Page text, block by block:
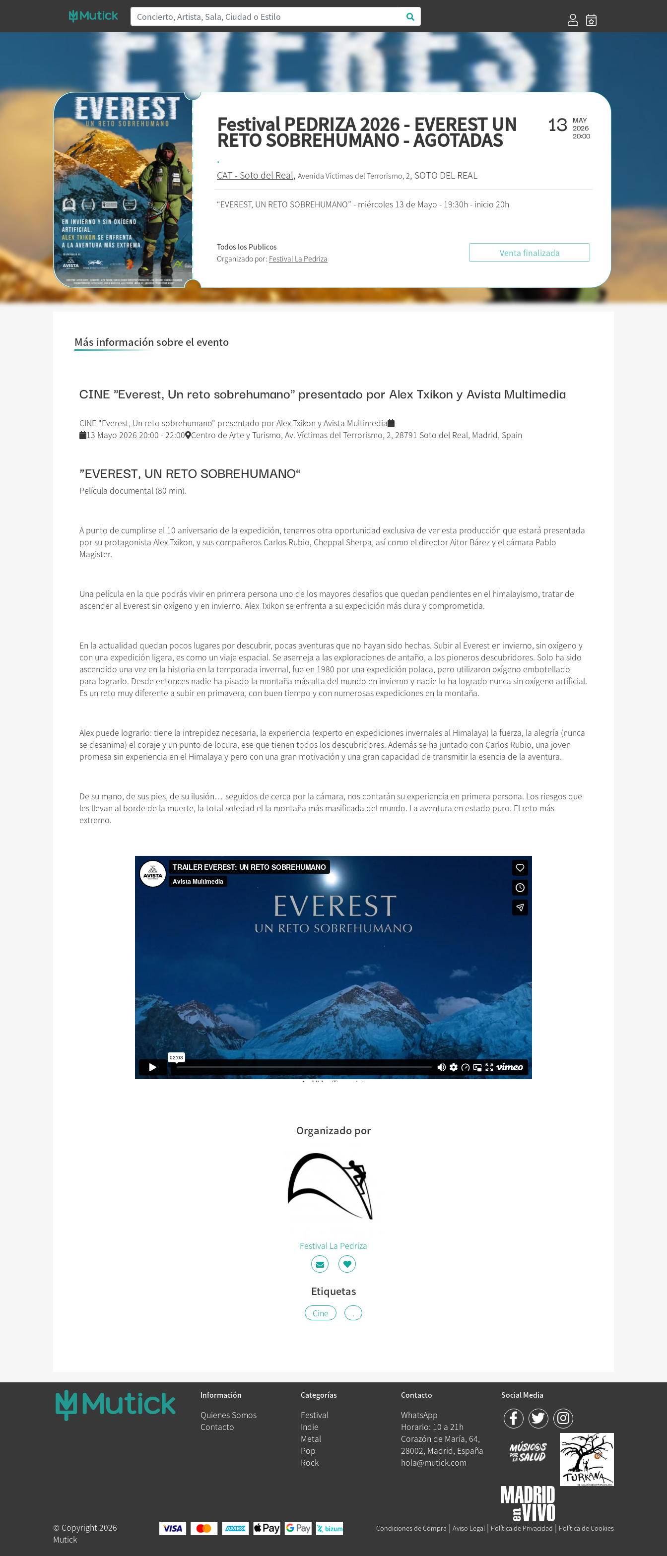
Festival PEDRIZA 2026 - EVEREST UN
RETO SOBREHUMANO - AGOTADAS
13 MAY
2026
20:00
.
CAT - Soto del Real, Avenida Víctimas del Terrorismo, 2, SOTO DEL REAL
“EVEREST, UN RETO SOBREHUMANO” - miércoles 13 de Mayo - 19:30h - inicio 20h
Todos los Publicos
Organizado por: Festival La Pedriza Venta finalizada
Más información sobre el evento
CINE "Everest, Un reto sobrehumano" presentado por Alex Txikon y Avista Multimedia
CINE "Everest, Un reto sobrehumano" presentado por Alex Txikon y Avista Multimedia
13 Mayo 2026 20:00 - 22:00 Centro de Arte y Turismo, Av. Víctimas del Terrorismo, 2, 28791 Soto del Real, Madrid, Spain
“EVEREST, UN RETO SOBREHUMANO”
Película documental (80 min).
A punto de cumplirse el 10 aniversario de la expedición, tenemos otra oportunidad exclusiva de ver esta producción que estará presentada
por su protagonista Alex Txikon, y sus compañeros Carlos Rubio, Cheppal Sherpa, así como el director Aitor Bárez y el cámara Pablo
Magister.
Una película en la que podrás vivir en primera persona uno de los mayores desafíos que quedan pendientes en el himalayismo, tratar de
ascender al Everest sin oxígeno y en invierno. Alex Txikon se enfrenta a su expedición más dura y comprometida.
En la actualidad quedan pocos lugares por descubrir, pocas aventuras que no hayan sido hechas. Subir al Everest en invierno, sin oxígeno y
con una expedición ligera, es como un viaje espacial. Se asemeja a las exploraciones de antaño, a los pioneros descubridores. Solo ha sido
ascendido una vez en la historia en la temporada invernal, fue en 1980 por una expedición polaca, pero utilizaron oxígeno embotellado
para lograrlo. Desde entonces nadie ha pisado la montaña más alta del mundo en invierno y nadie lo ha logrado nunca sin oxígeno artificial.
Es un reto muy diferente a subir en primavera, con buen tiempo y con numerosas expediciones en la montaña.
Alex puede lograrlo: tiene la intrepidez necesaria, la experiencia (experto en expediciones invernales al Himalaya) la fuerza, la alegría (nunca
se desanima) el coraje y un punto de locura, ese que tienen todos los descubridores. Además se ha juntado con Carlos Rubio, una joven
promesa sin experiencia en el Himalaya y pero con una gran motivación y una gran capacidad de transmitir la esencia de la aventura.
De su mano, de sus pies, de su ilusión… seguidos de cerca por la cámara, nos contarán su experiencia en primera persona. Los riesgos que
les llevan al borde de la muerte, la total soledad el la montaña más masificada del mundo. La aventura en estado puro. El reto más
extremo.
Organizado por
Festival La Pedriza
Etiquetas
Cine .
Información
Quienes Somos
Contacto
Categorías
Festival
Indie
Metal
Pop
Rock
Contacto
WhatsApp
Horario: 10 a 21h
Corazón de María, 64,
28002, Madrid, España
hola@mutick.com
Social Media
© Copyright 2026
Mutick
Condiciones de Compra | Aviso Legal | Política de Privacidad | Política de Cookies
Queue-Fair